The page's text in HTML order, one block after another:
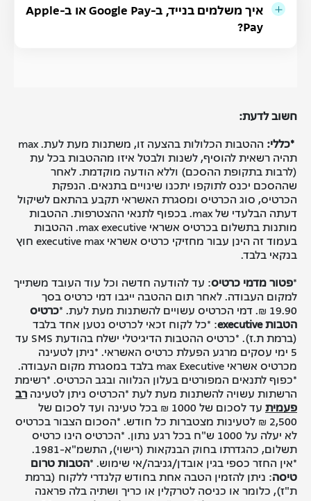
איך משלמים בנייד, ב-Google Pay או ב-Apple
Pay?
חשוב לדעת:
*כללי:
ההטבות הכלולות בהצעה זו, משתנות מעת לעת. max
תהיה רשאית להוסיף, לשנות ולבטל איזו מההטבות בכל עת
(לרבות בתקופת ההסכם) וללא הודעה מוקדמת. לאחר
שההסכם יכנס לתוקפו יתכנו שינויים בתנאים. הנפקת
הכרטיס, סוג הכרטיס ומסגרת האשראי תקבע בהתאם לשיקול
דעתה הבלעדי של max. בכפוף לתנאי ההצטרפות. ההטבות
מותנות בתשלום בכרטיס אשראי max executive. ההטבות
בעמוד זה הינן עבור מחזיקי כרטיס אשראי executive max
חוץ
בנקאי בלבד.
*פטור מדמי כרטיס: עד להודעה חדשה וכל עוד העובד משתייך
למקום העבודה. לאחר תום ההטבה ייגבו דמי כרטיס בסך
19.90 ₪. דמי הכרטיס עשויים להשתנות מעת לעת. *
כרטיס
הטבות executive
: *כל לקוח זכאי לכרטיס נטען אחד בלבד
(ברמת ת.ז). *כרטיס ההטבות הדיגיטלי ישלח בהודעת SMS
עד
5 ימי עסקים מרגע הפעלת כרטיס האשראי.
*ניתן לטעינה
מכרטיס אשראי
בלבד במסגרת מקום העבודה.
*כפוף לתנאים המפורטים בעלון הנלווה ובגב הכרטיס. *רשימת
הרשתות עשויה להשתנות מעת לעת *הכרטיס ניתן לטעינה רב
פעמית
עד לסכום של 1000 ₪ בכל טעינה ועד לסכום של
2,500 ₪ לטעינות מצטברות כל חודש. *הסכום הצבור בכרטיס
לא יעלה על 1000 ש"ח בכל רגע נתון. *הכרטיס הינו כרטיס
תשלום, כהגדרתו בחוק הבנקאות (רישוי), התשמ"א-1981.
*אין החזר כספי בגין אובדן/גניבה/אי שימוש. *הטבות טרום
טיסה: ניתן להזמין הטבה אחת בחודש קלנדרי ללקוח (ברמת
ת"ז), כלומר או כניסה לטרקלין או כריך ושתיה בלה פראנה